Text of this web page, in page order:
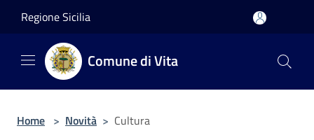
Regione Sicilia
Comune di Vita
Home > Novità > Cultura